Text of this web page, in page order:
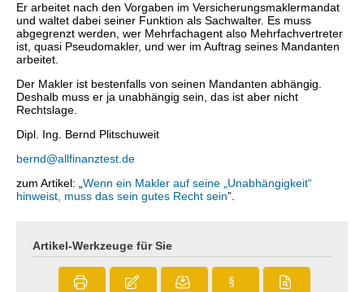
Er arbeitet nach den Vorgaben im Versicherungsmaklermandat
und waltet dabei seiner Funktion als Sachwalter. Es muss
abgegrenzt werden, wer Mehrfachagent also Mehrfachvertreter
ist, quasi Pseudomakler, und wer im Auftrag seines Mandanten
arbeitet.
Der Makler ist bestenfalls von seinen Mandanten abhängig.
Deshalb muss er ja unabhängig sein, das ist aber nicht
Rechtslage.
Dipl. Ing. Bernd Plitschuweit
bernd@allfinanztest.de
zum Artikel: „ Wenn ein Makler auf seine „Unabhängigkeit“
hinweist, muss das sein gutes Recht sein”.
Artikel-Werkzeuge für Sie
§